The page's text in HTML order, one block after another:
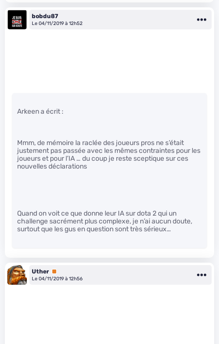
bobdu87
Le 04/11/2019 à 12h52
Arkeen a écrit :
Mmm, de mémoire la raclée des joueurs pros ne s’était
justement pas passée avec les mêmes contraintes pour les
joueurs et pour l’IA … du coup je reste sceptique sur ces
nouvelles déclarations
Quand on voit ce que donne leur IA sur dota 2 qui un
challenge sacrément plus complexe, je n’ai aucun doute,
surtout que les gus en question sont très sérieux…
Uther Premium
Le 04/11/2019 à 12h56